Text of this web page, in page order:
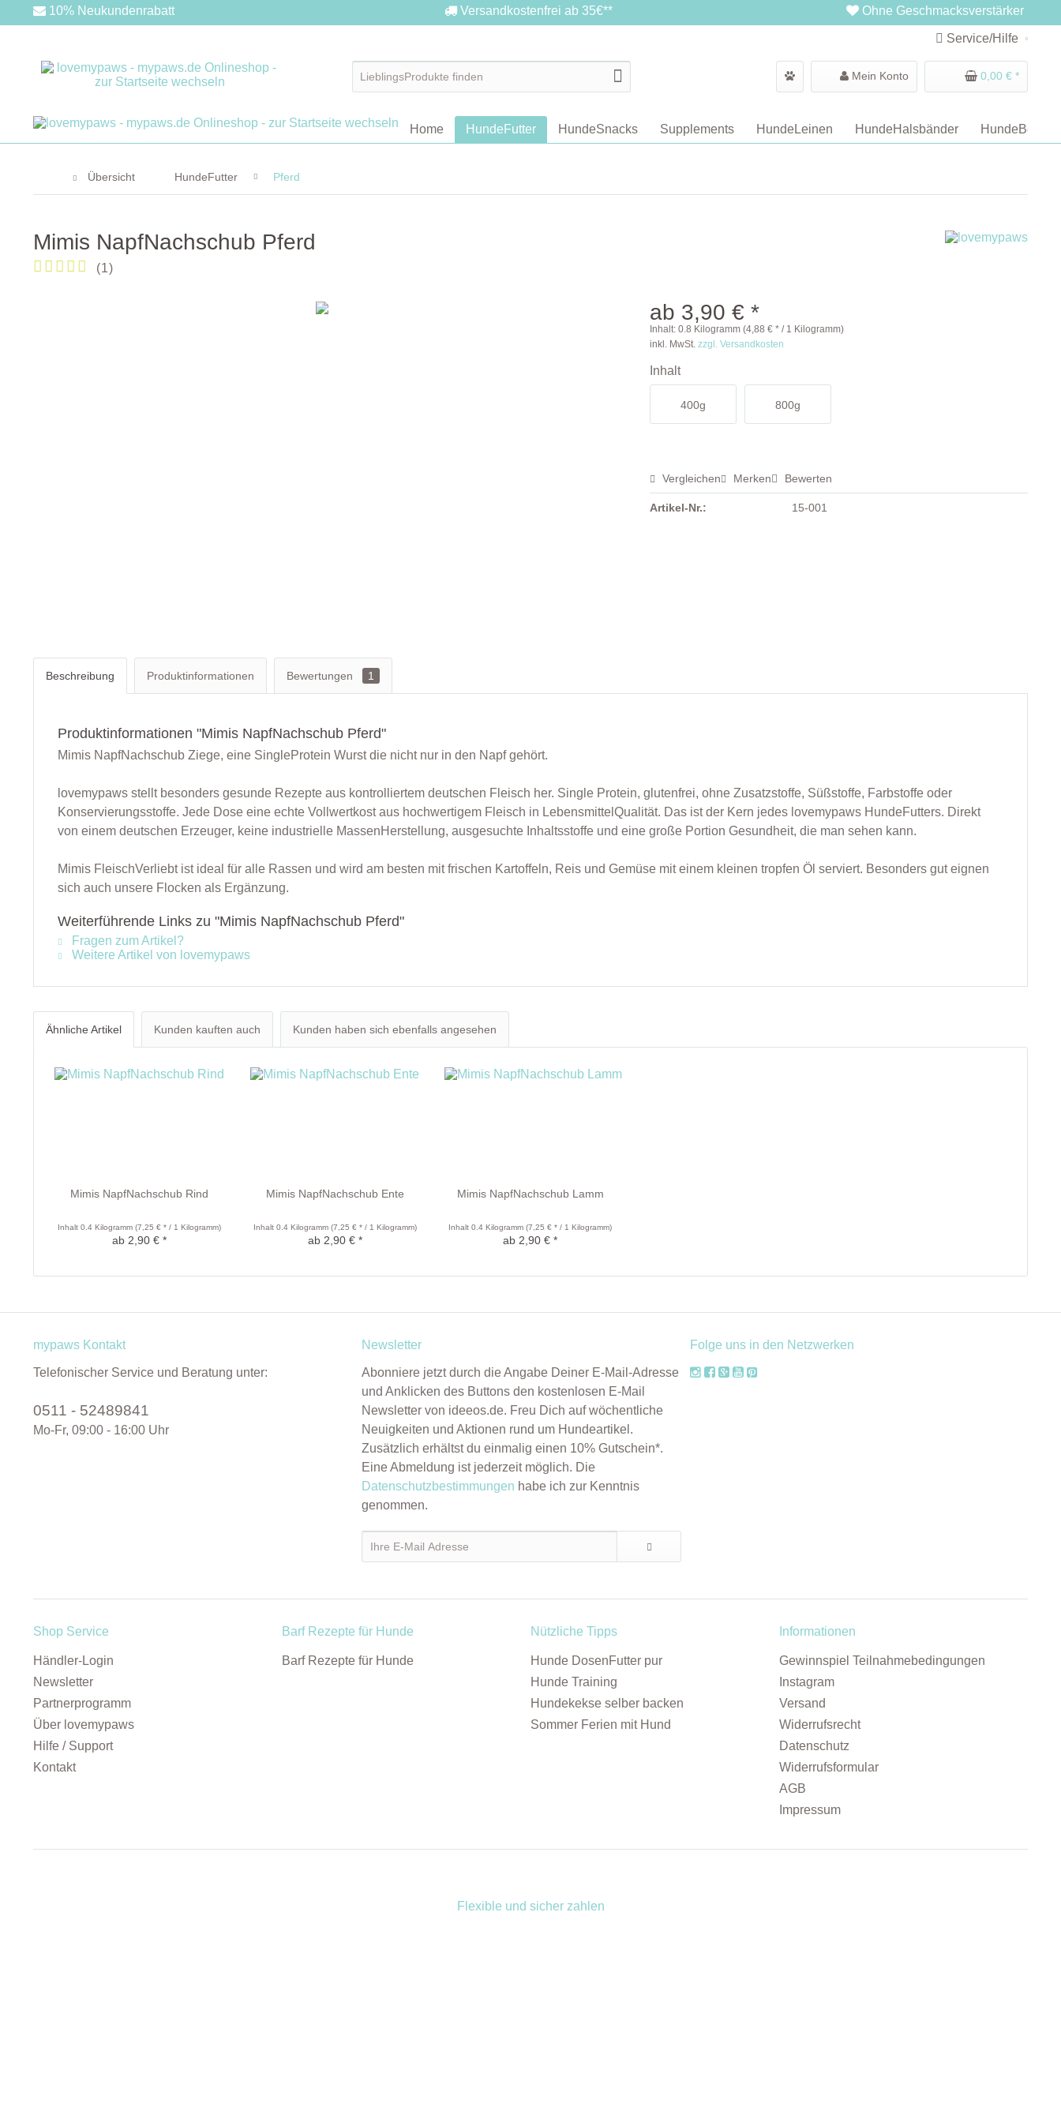
10% Neukundenrabatt Versandkostenfrei ab 35€** Ohne Geschmacksverstärker
Service/Hilfe
Mein Konto 0,00 € *
Home HundeFutter HundeSnacks Supplements HundeLeinen HundeHalsbänder HundeBetten
Übersicht HundeFutter Pferd
Mimis NapfNachschub Pferd
(1)
ab 3,90 € *
Inhalt:0.8 Kilogramm (4,88 € * / 1 Kilogramm)
inkl. MwSt.zzgl. Versandkosten
Inhalt
400g 800g
Vergleichen Merken Bewerten
Artikel-Nr.: 15-001
Beschreibung Produktinformationen Bewertungen 1
Produktinformationen "Mimis NapfNachschub Pferd"
Mimis NapfNachschub Ziege, eine SingleProtein Wurst die nicht nur in den Napf gehört.
lovemypaws stellt besonders gesunde Rezepte aus kontrolliertem deutschen Fleisch her. Single Protein, glutenfrei, ohne Zusatzstoffe, Süßstoffe, Farbstoffe oder
Konservierungsstoffe. Jede Dose eine echte Vollwertkost aus hochwertigem Fleisch in LebensmittelQualität. Das ist der Kern jedes lovemypaws HundeFutters. Direkt
von einem deutschen Erzeuger, keine industrielle MassenHerstellung, ausgesuchte Inhaltsstoffe und eine große Portion Gesundheit, die man sehen kann.
Mimis FleischVerliebt ist ideal für alle Rassen und wird am besten mit frischen Kartoffeln, Reis und Gemüse mit einem kleinen tropfen Öl serviert. Besonders gut eignen
sich auch unsere Flocken als Ergänzung.
Weiterführende Links zu "Mimis NapfNachschub Pferd"
Fragen zum Artikel?
Weitere Artikel von lovemypaws
Ähnliche Artikel Kunden kauften auch Kunden haben sich ebenfalls angesehen
Mimis NapfNachschub Rind
Inhalt0.4 Kilogramm(7,25 € * / 1 Kilogramm)
ab 2,90 € *
Mimis NapfNachschub Ente
Inhalt 0.4 Kilogramm (7,25 € * / 1 Kilogramm)
ab 2,90 € *
Mimis NapfNachschub Lamm
Inhalt0.4 Kilogramm(7,25 € * / 1 Kilogramm)
ab 2,90 € *
mypaws Kontakt
Telefonischer Service und Beratung unter:
0511 - 52489841
Mo-Fr, 09:00 - 16:00 Uhr
Newsletter
Abonniere jetzt durch die Angabe Deiner E-Mail-Adresse
und Anklicken des Buttons den kostenlosen E-Mail
Newsletter von ideeos.de. Freu Dich auf wöchentliche
Neuigkeiten und Aktionen rund um Hundeartikel.
Zusätzlich erhältst du einmalig einen 10% Gutschein*.
Eine Abmeldung ist jederzeit möglich. Die
Datenschutzbestimmungen habe ich zur Kenntnis
genommen.
Folge uns in den Netzwerken
Shop Service
Händler-Login
Newsletter
Partnerprogramm
Über lovemypaws
Hilfe / Support
Kontakt
Barf Rezepte für Hunde
Barf Rezepte für Hunde
Nützliche Tipps
Hunde DosenFutter pur
Hunde Training
Hundekekse selber backen
Sommer Ferien mit Hund
Informationen
Gewinnspiel Teilnahmebedingungen
Instagram
Versand
Widerrufsrecht
Datenschutz
Widerrufsformular
AGB
Impressum
Flexible und sicher zahlen